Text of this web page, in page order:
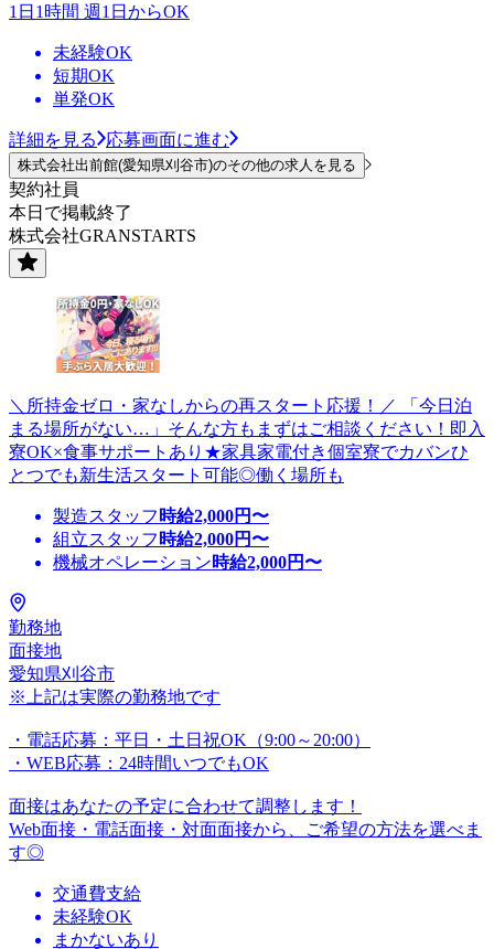
1日1時間 週1日からOK
未経験OK
短期OK
単発OK
詳細を見る 応募画面に進む
株式会社出前館(愛知県刈谷市)のその他の求人を見る
契約社員
本日で掲載終了
株式会社GRANSTARTS
＼所持金ゼロ・家なしからの再スタート応援！／ 「今日泊
まる場所がない…」そんな方もまずはご相談ください！即入
寮OK×食事サポートあり★家具家電付き個室寮でカバンひ
とつでも新生活スタート可能◎働く場所も
製造スタッフ 時給2,000円〜
組立スタッフ 時給2,000円〜
機械オペレーション時給2,000円〜
勤務地
面接地
愛知県刈谷市
※上記は実際の勤務地です
・電話応募：平日・土日祝OK（9:00～20:00）
・WEB応募：24時間いつでもOK
面接はあなたの予定に合わせて調整します！
Web面接・電話面接・対面面接から、ご希望の方法を選べま
す◎
交通費支給
未経験OK
まかないあり